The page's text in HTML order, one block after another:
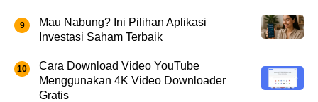
Mau Nabung? Ini Pilihan Aplikasi
Investasi Saham Terbaik
Cara Download Video YouTube
Menggunakan 4K Video Downloader
Gratis